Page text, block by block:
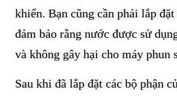
khiển. Bạn cũng cần phải lắp
đảm bảo rằng nước được sử
và không gây hại cho máy phun
Sau khi đã lắp đặt các bộ phận